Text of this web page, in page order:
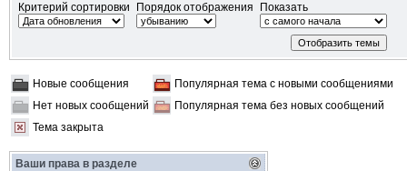
Критерий сортировки
Порядок отображения Показать
Новые сообщения
Популярная тема с новыми сообщениями
Нет новых сообщений
Популярная тема без новых сообщений
Тема закрыта
Ваши права в разделе